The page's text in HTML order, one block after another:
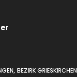
BEZIRK GRIESKIRCHEN